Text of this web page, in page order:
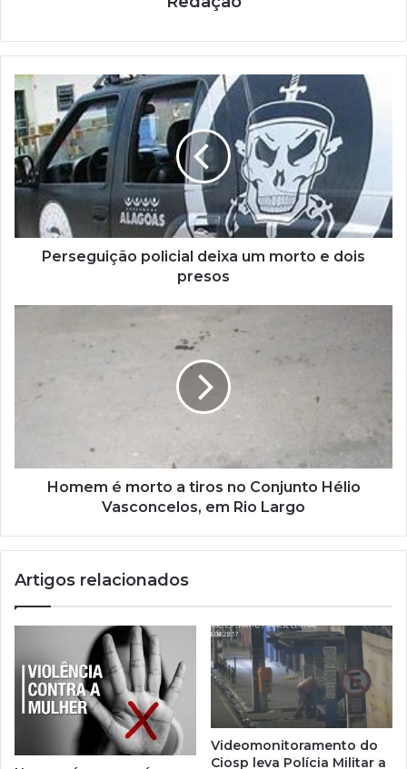
Perseguição policial deixa um morto e dois
presos
Homem é morto a tiros no Conjunto Hélio
Vasconcelos, em Rio Largo
Artigos relacionados
Videomonitoramento do
Ciosp leva Polícia Militar a